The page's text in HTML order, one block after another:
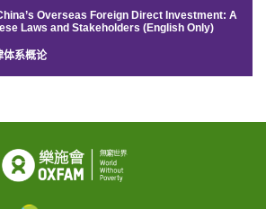
Overseas Foreign Direct Investment: A
Laws and Stakeholders (English Only)
体系概论